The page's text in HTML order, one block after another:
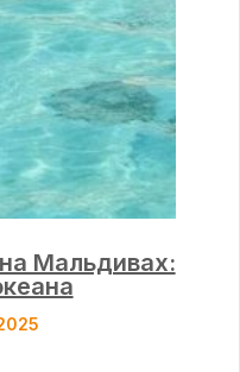
Мальдивах: